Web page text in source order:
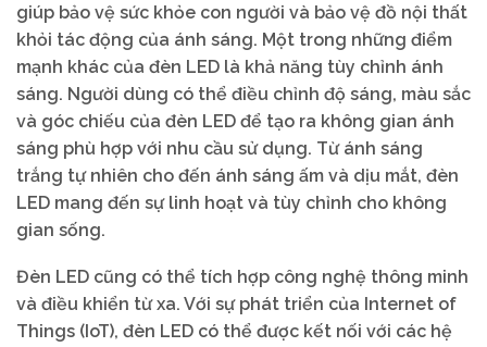
giúp bảo vệ sức khỏe con người và bảo vệ đồ nội thất
khỏi tác động của ánh sáng. Một trong những điểm
mạnh khác của đèn LED là khả năng tùy chỉnh ánh
sáng. Người dùng có thể điều chỉnh độ sáng, màu sắc
và góc chiếu của đèn LED để tạo ra không gian ánh
sáng phù hợp với nhu cầu sử dụng. Từ ánh sáng
trắng tự nhiên cho đến ánh sáng ấm và dịu mắt, đèn
LED mang đến sự linh hoạt và tùy chỉnh cho không
gian sống.
Đèn LED cũng có thể tích hợp công nghệ thông minh
và điều khiển từ xa. Với sự phát triển của Internet of
Things (IoT), đèn LED có thể được kết nối với các hệ